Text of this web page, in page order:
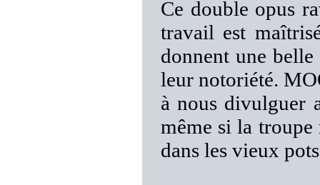
Ce double opus
travail est
donnent une
leur notoriété.
à nous divulguer
même si la troupe
dans les vieux